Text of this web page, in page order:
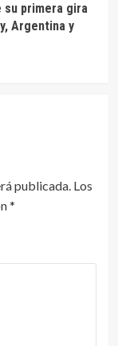
su primera gira
Argentina y
publicada. Los
*